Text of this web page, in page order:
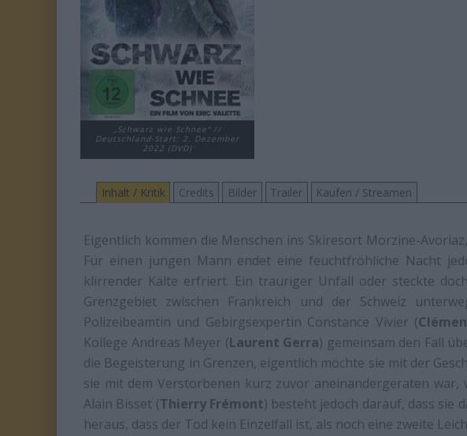
„Schwarz wie Schnee“ //
Deutschland-Start: 2. Dezember
2022 (DVD)
Inhalt / Kritik Credits Bilder Trailer Kaufen / Streamen
Eigentlich kommen die Menschen ins Skiresort Morzine-
Für einen jungen Mann endet eine feuchtfröhliche Nacht
klirrender Kälte erfriert. Ein trauriger Unfall oder steckte
Grenzgebiet zwischen Frankreich und der Schweiz
Polizeibeamtin und Gebirgsexpertin Constance Vivier (
Kollege Andreas Meyer (Laurent Gerra) gemeinsam den Fall
die Begeisterung in Grenzen, eigentlich möchte sie mit der
sie mit dem Verstorbenen kurz zuvor aneinandergeraten war,
Alain Bisset (Thierry Frémont) besteht jedoch darauf, dass sie
heraus, dass der Tod kein Einzelfall ist, als noch eine zweite